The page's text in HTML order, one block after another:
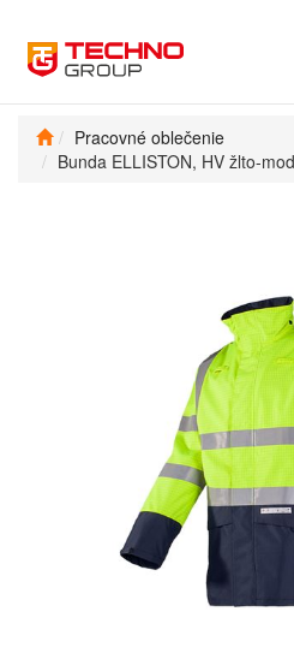
Pracovné oblečenie
Bunda ELLISTON, HV žlto-